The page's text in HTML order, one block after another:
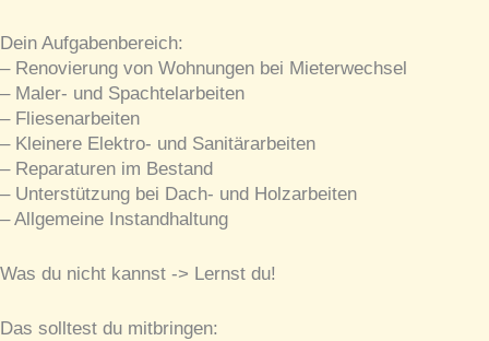
Dein Aufgabenbereich:
– Renovierung von Wohnungen bei Mieterwechsel
– Maler- und Spachtelarbeiten
– Fliesenarbeiten
– Kleinere Elektro- und Sanitärarbeiten
– Reparaturen im Bestand
– Unterstützung bei Dach- und Holzarbeiten
– Allgemeine Instandhaltung
Was du nicht kannst -> Lernst du!
Das solltest du mitbringen: